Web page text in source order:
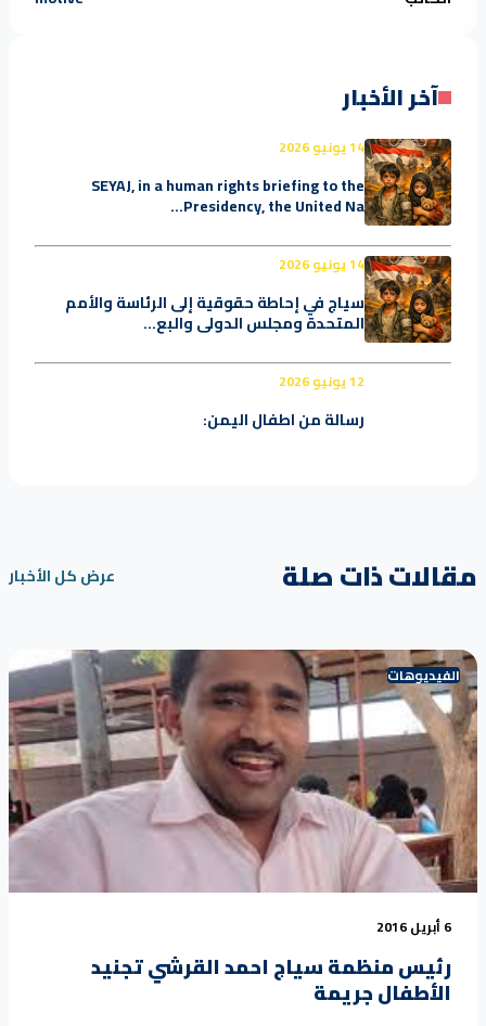
آخر الأخبار
14 يونيو 2026
SEYAJ, in a human rights briefing to the
Presidency, the United Na...
14 يونيو 2026
سياج في إحاطة حقوقية إلى الرئاسة والأمم
المتحدة ومجلس الدولي والبع...
12 يونيو 2026
رسالة من اطفال اليمن:
مقالات ذات صلة عرض كل الأخبار
الفيديوهات
6 أبريل 2016
رئيس منظمة سياج احمد القرشي تجنيد
الأطفال جريمة